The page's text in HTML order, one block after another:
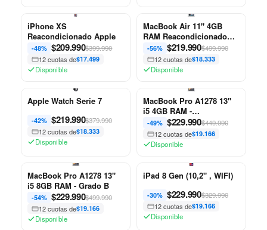
iPhone XS
Reacondicionado Apple
-48% $209.990$399.990
12 cuotas de$17.499
Disponible
MacBook Air 11" 4GB
RAM Reacondicionado
Apple
-56% $219.990$499.990
12 cuotas de$18.333
Disponible
Apple Watch Serie 7
-42% $219.990$379.990
12 cuotas de$18.333
Disponible
MacBook Pro A1278 13"
i5 4GB RAM -
Reacondicionado - Apple
-49% $229.990$449.990
12 cuotas de$19.166
Disponible
MacBook Pro A1278 13"
i5 8GB RAM - Grado B
-54% $229.990$499.990
12 cuotas de$19.166
Disponible
iPad 8 Gen (10,2" , WIFI)
-30% $229.990$329.990
12 cuotas de$19.166
Disponible